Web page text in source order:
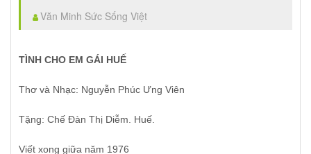
Văn Minh Sức Sống Việt
TÌNH CHO EM GÁI HUẾ
Thơ và Nhạc: Nguyễn Phúc Ưng Viên
Tặng: Chế Đàn Thị Diễm. Huế.
Viết xong giữa năm 1976